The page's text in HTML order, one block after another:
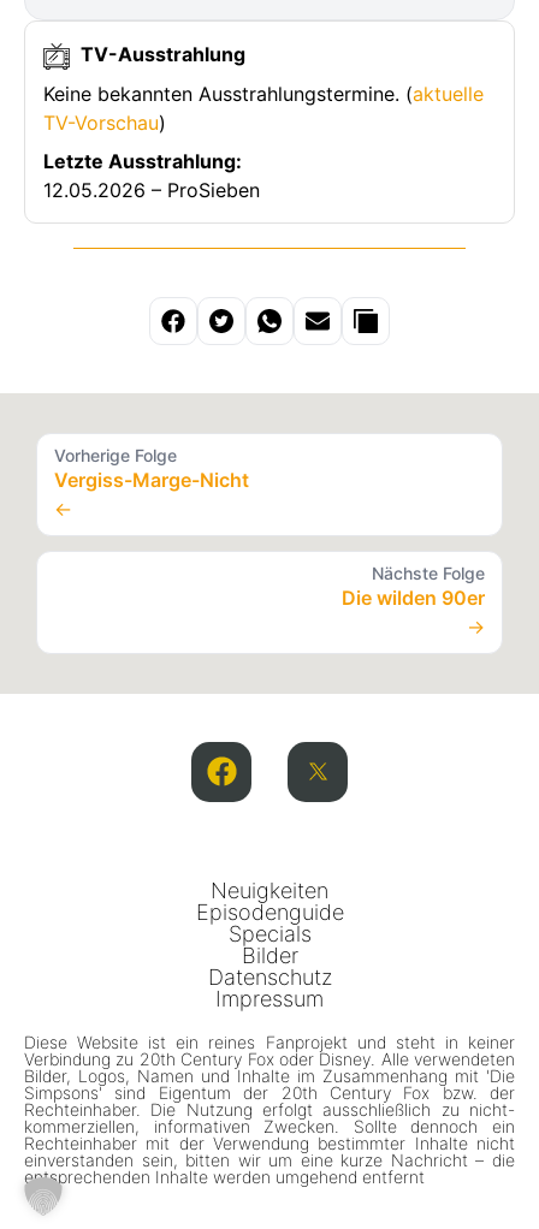
TV-Ausstrahlung
Keine bekannten Ausstrahlungstermine. (aktuelle
TV-Vorschau)
Letzte Ausstrahlung:
12.05.2026 – ProSieben
Vorherige Folge
Vergiss-Marge-Nicht
←
Nächste Folge
Die wilden 90er
→
Neuigkeiten
Episodenguide
Specials
Bilder
Datenschutz
Impressum
Diese Website ist ein reines Fanprojekt und steht in keiner
Verbindung zu 20th Century Fox oder Disney. Alle verwendeten
Bilder, Logos, Namen und Inhalte im Zusammenhang mit 'Die
Simpsons' sind Eigentum der 20th Century Fox bzw. der
Rechteinhaber. Die Nutzung erfolgt ausschließlich zu nicht-
kommerziellen, informativen Zwecken. Sollte dennoch ein
Rechteinhaber mit der Verwendung bestimmter Inhalte nicht
einverstanden sein, bitten wir um eine kurze Nachricht – die
entsprechenden Inhalte werden umgehend entfernt